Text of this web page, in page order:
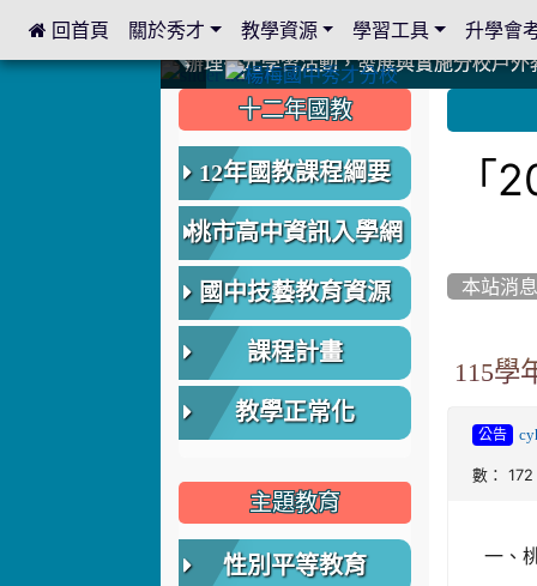
中國信託商業銀行 2023.04.22 愛傳球計畫
中國信託商業銀行 2023.04.22 愛傳球計畫
辦理多元學習活動，發展與實施分校戶外
辦理多元學習活動，發展與實施分校戶外
爭取社會資源，傳愛與溫暖：2024.3.19
爭取社會資源，傳愛與溫暖：2024.3.19
112學年度畢業學生與師長合照
112學年度畢業學生與師長合照
辦理多元學習活動，發展與實施分校戶外
辦理多元學習活動，發展與實施分校戶外
爭取社會資源，傳愛與溫暖：110.12.22
爭取社會資源，傳愛與溫暖：110.12.22
爭取社會資源，傳愛與溫暖：110.12.22
爭取社會資源，傳愛與溫暖：110.12.22
112.9.27參觀客家博覽會
112.9.27參觀客家博覽會
2023.12.27 國際獅子會贈送本校學生耶誕
2023.12.27 國際獅子會贈送本校學生耶誕
2023.12.27 國際獅子會贊助本校學生獎助
2023.12.27 國際獅子會贊助本校學生獎助
2023.12.27 聖誕感恩歌謠競賽；本校師
2023.12.27 聖誕感恩歌謠競賽；本校師
建置優質學習空間；合作互惠，建立良善
建置優質學習空間；合作互惠，建立良善
:::
「
本站消
115學
公告
數： 172
一、
::: 十二年國教
12年國教課程綱要
桃市高中資訊入學網
國中技藝教育資源
課程計畫
教學正常化
主題教育
性別平等教育
::: 回首頁 關於秀才 教學資源 學習工具 升學會